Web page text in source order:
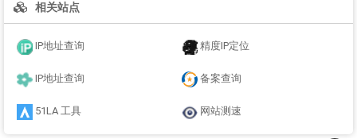
相关站点
IP地址查询 精度IP定位
IP地址查询 备案查询
51LA 工具 网站测速